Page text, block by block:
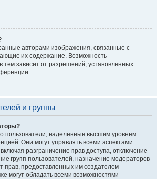
авторами изображения, связанные с
их содержание. Возможность
тем зависит от разрешений, установленных
и группы
пользователи, наделённые высшим уровнем
Они могут управлять всеми аспектами
разграничение прав доступа, отключение
групп пользователей, назначение модераторов
прав, предоставленных им создателем
могут обладать всеми возможностями